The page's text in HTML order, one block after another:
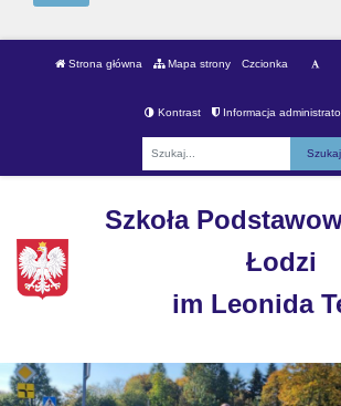
Strona główna Mapa strony Czcionka
Kontrast Informacja
Szkoła
Łodzi
im Leonida